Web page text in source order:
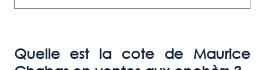
Quelle est la cote de Maurice